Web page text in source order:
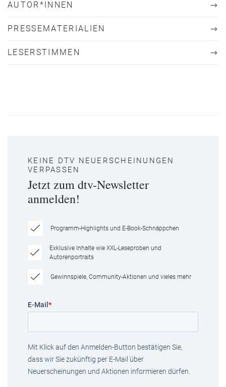
AUTOR*INNEN
PRESSEMATERIALIEN
LESERSTIMMEN
KEINE DTV NEUERSCHEINUNGEN
VERPASSEN
Jetzt zum dtv-Newsletter
anmelden!
Programm-Highlights und E-Book-Schnäppchen
Exklusive Inhalte wie XXL-Leseproben und
Autorenportraits
Gewinnspiele, Community-Aktionen und vieles mehr
E-Mail *
Mit Klick auf den Anmelden-Button bestätigen Sie,
dass wir Sie zukünftig per E-Mail über
Neuerscheinungen und Aktionen informieren dürfen.